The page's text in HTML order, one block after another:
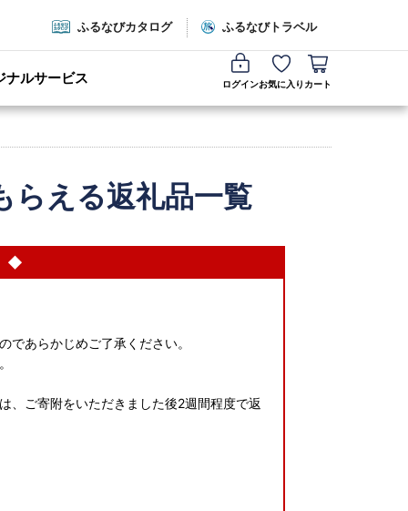
ふるなびカタログ ふるなびトラベル
ナルサービス ログインお気に入り カート
らえる返礼品一覧
◆
あらかじめご了承ください。
、ご寄附をいただきました後2週間程度で返